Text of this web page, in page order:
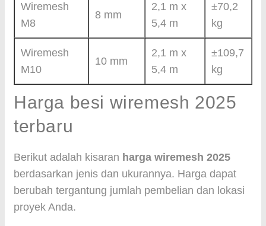
Wiremesh
M8
8 mm
2,1 m x
5,4 m
±70,2
kg
Wiremesh
M10
10 mm
2,1 m x
5,4 m
±109,7
kg
Harga besi wiremesh 2025
terbaru
Berikut adalah kisaran harga wiremesh 2025
berdasarkan jenis dan ukurannya. Harga dapat
berubah tergantung jumlah pembelian dan lokasi
proyek Anda.